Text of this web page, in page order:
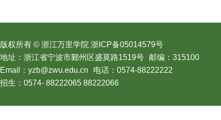
版权所有 © 浙江万里学院 浙ICP备05014579号
地址：浙江省宁波市鄞州区盛莫路1519号
邮编：315100
Email：yzb@zwu.edu.cn
电话：0574-88222222
招生：0574- 88222065 88222066